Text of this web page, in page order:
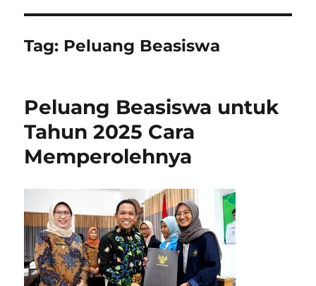
Tag: Peluang Beasiswa
Peluang Beasiswa untuk
Tahun 2025 Cara
Memperolehnya